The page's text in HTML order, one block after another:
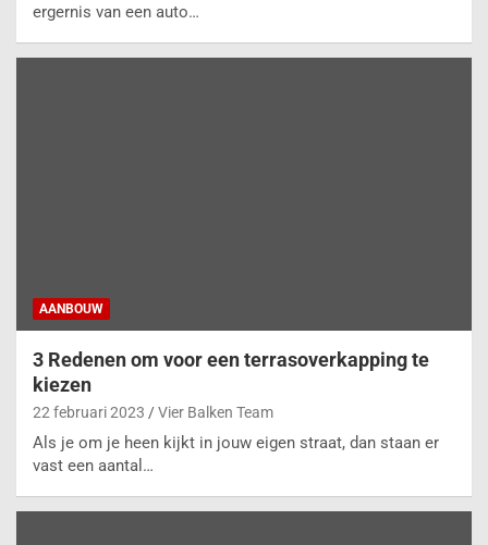
ergernis van een auto…
AANBOUW
3 Redenen om voor een terrasoverkapping te
kiezen
22 februari 2023 Vier Balken Team
Als je om je heen kijkt in jouw eigen straat, dan staan er
vast een aantal…